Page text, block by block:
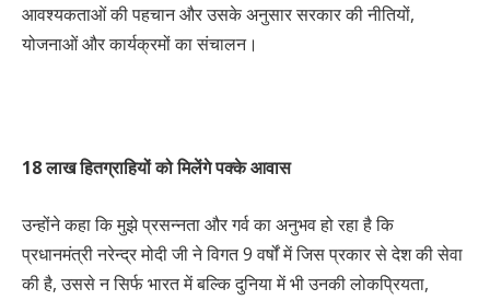
आवश्यकताओं की पहचान और उसके अनुसार सरकार की नीतियों,
योजनाओं और कार्यक्रमों का संचालन।
18 लाख हितग्राहियों को मिलेंगे पक्के आवास
उन्होंने कहा कि मुझे प्रसन्नता और गर्व का अनुभव हो रहा है कि
प्रधानमंत्री नरेन्द्र मोदी जी ने विगत 9 वर्षों में जिस प्रकार से देश की सेवा
की है, उससे न सिर्फ भारत में बल्कि दुनिया में भी उनकी लोकप्रियता,